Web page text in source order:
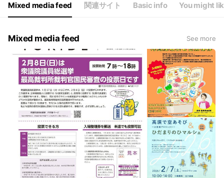
Mixed media feed 関連サイト Basic info You might
Mixed media feed See more